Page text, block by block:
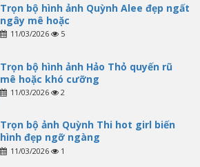
Trọn bộ hình ảnh Quỳnh Alee đẹp ngất
ngây mê hoặc
11/03/2026 5
Trọn bộ hình ảnh Hảo Thỏ quyến rũ
mê hoặc khó cưỡng
11/03/2026 2
Trọn bộ ảnh Quỳnh Thi hot girl biến
hình đẹp ngỡ ngàng
11/03/2026 1